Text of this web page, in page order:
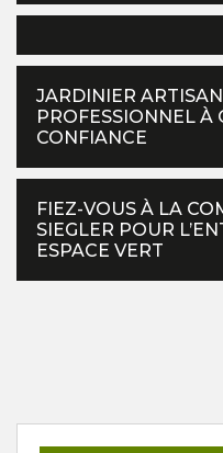
JARDINIER
PROFESSIONNEL À
CONFIANCE
FIEZ-VOUS À LA
SIEGLER POUR
ESPACE VERT